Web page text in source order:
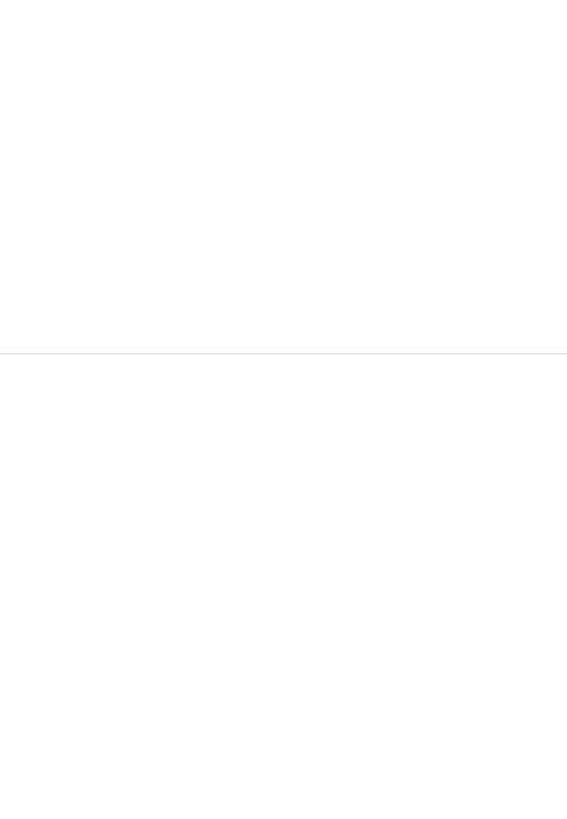
au?